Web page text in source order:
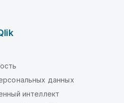
данных
интеллект